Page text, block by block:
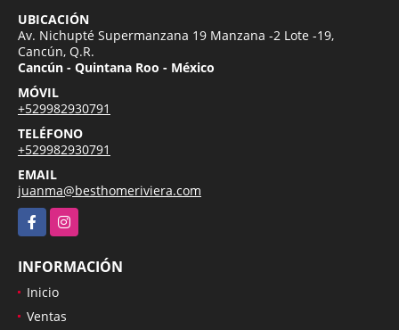
UBICACIÓN
Av. Nichupté Supermanzana 19 Manzana -2 Lote -19,
Cancún, Q.R.
Cancún - Quintana Roo - México
MÓVIL
+529982930791
TELÉFONO
+529982930791
EMAIL
juanma@besthomeriviera.com
FacebookInstagram
INFORMACIÓN
Inicio
Ventas